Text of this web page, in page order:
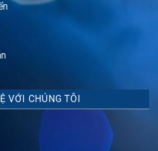
VỚI CHÚNG TÔI